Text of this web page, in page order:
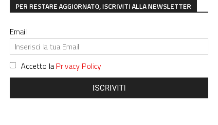
PER RESTARE AGGIORNATO, ISCRIVITI ALLA NEWSLETTER
Email
Accetto la Privacy Policy
ISCRIVITI